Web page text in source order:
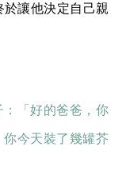
讓他決定自己親
「好的爸爸，你
今天裝了幾罐芥